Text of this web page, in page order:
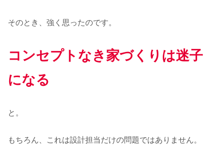
そのとき、強く思ったのです。
コンセプトなき家づくりは迷子
になる
と。
もちろん、これは設計担当だけの問題ではありません。